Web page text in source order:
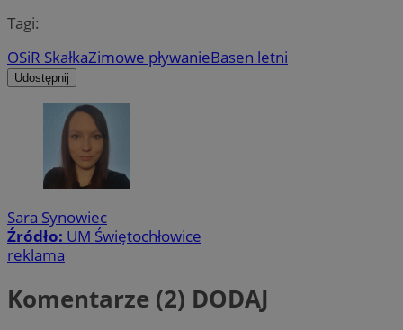
Tagi:
OSiR SkałkaZimowe pływanieBasen letni
Udostępnij
Sara Synowiec
Źródło: UM Świętochłowice
reklama
Komentarze (2) DODAJ